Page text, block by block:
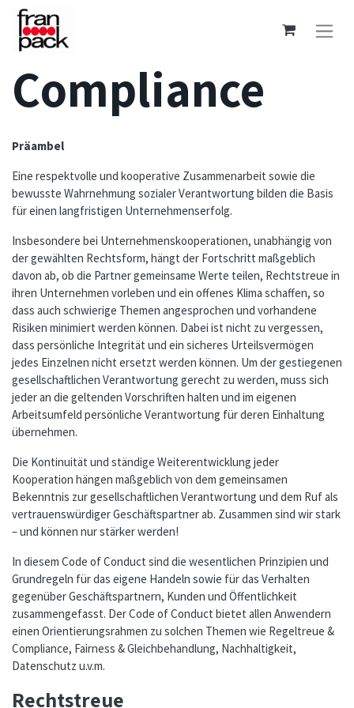
Compliance
Präambel
Eine respektvolle und kooperative Zusammenarbeit sowie die
bewusste Wahrnehmung sozialer Verantwortung bilden die Basis
für einen langfristigen Unternehmenserfolg.
Insbesondere bei Unternehmenskooperationen, unabhängig von
der gewählten Rechtsform, hängt der Fortschritt maßgeblich
davon ab, ob die Partner gemeinsame Werte teilen, Rechtstreue in
ihren Unternehmen vorleben und ein offenes Klima schaffen, so
dass auch schwierige Themen angesprochen und vorhandene
Risiken minimiert werden können. Dabei ist nicht zu vergessen,
dass persönliche Integrität und ein sicheres Urteilsvermögen
jedes Einzelnen nicht ersetzt werden können. Um der gestiegenen
gesellschaftlichen Verantwortung gerecht zu werden, muss sich
jeder an die geltenden Vorschriften halten und im eigenen
Arbeitsumfeld persönliche Verantwortung für deren Einhaltung
übernehmen.
Die Kontinuität und ständige Weiterentwicklung jeder
Kooperation hängen maßgeblich von dem gemeinsamen
Bekenntnis zur gesellschaftlichen Verantwortung und dem Ruf als
vertrauenswürdiger Geschäftspartner ab. Zusammen sind wir stark
– und können nur stärker werden!
In diesem Code of Conduct sind die wesentlichen Prinzipien und
Grundregeln für das eigene Handeln sowie für das Verhalten
gegenüber Geschäftspartnern, Kunden und Öffentlichkeit
zusammengefasst. Der Code of Conduct bietet allen Anwendern
einen Orientierungsrahmen zu solchen Themen wie Regeltreue &
Compliance, Fairness & Gleichbehandlung, Nachhaltigkeit,
Datenschutz u.v.m.
Rechtstreue